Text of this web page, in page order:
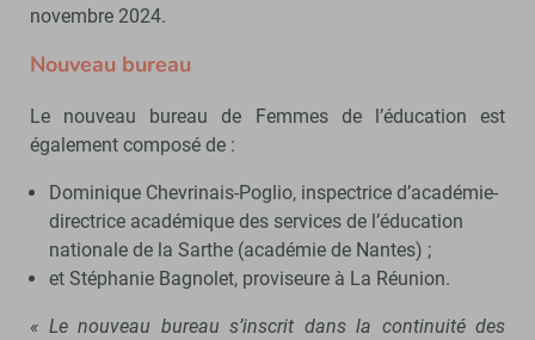
novembre 2024.
Nouveau bureau
Le nouveau bureau de Femmes de l’éducation est
également composé de :
Dominique Chevrinais-Poglio, inspectrice d’académie-
directrice académique des services de l’éducation
nationale de la Sarthe (académie de Nantes) ;
et Stéphanie Bagnolet, proviseure à La Réunion.
« Le nouveau bureau s’inscrit dans la continuité des